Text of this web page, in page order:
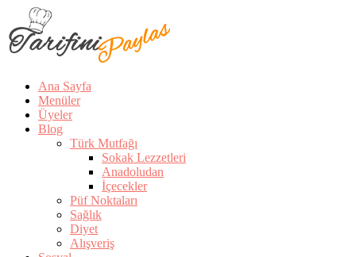
Ana Sayfa
Menüler
Üyeler
Blog
Türk Mutfağı
Sokak Lezzetleri
Anadoludan
İçecekler
Püf Noktaları
Sağlık
Diyet
Alışveriş